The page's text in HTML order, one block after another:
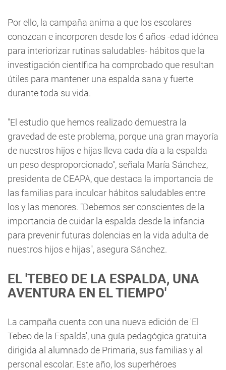
Por ello, la campaña anima a que los escolares
conozcan e incorporen desde los 6 años -edad idónea
para interiorizar rutinas saludables- hábitos que la
investigación científica ha comprobado que resultan
útiles para mantener una espalda sana y fuerte
durante toda su vida.
"El estudio que hemos realizado demuestra la
gravedad de este problema, porque una gran mayoría
de nuestros hijos e hijas lleva cada día a la espalda
un peso desproporcionado", señala María Sánchez,
presidenta de CEAPA, que destaca la importancia de
las familias para inculcar hábitos saludables entre
los y las menores. "Debemos ser conscientes de la
importancia de cuidar la espalda desde la infancia
para prevenir futuras dolencias en la vida adulta de
nuestros hijos e hijas", asegura Sánchez.
EL 'TEBEO DE LA ESPALDA, UNA
AVENTURA EN EL TIEMPO'
La campaña cuenta con una nueva edición de 'El
Tebeo de la Espalda', una guía pedagógica gratuita
dirigida al alumnado de Primaria, sus familias y al
personal escolar. Este año, los superhéroes